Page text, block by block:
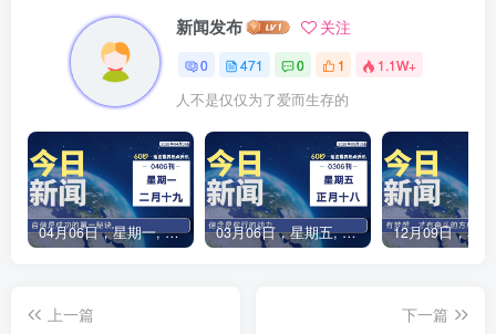
新闻发布 关注
0 471 0 1 1.1W+
人不是仅仅为了爱而生存的
04月06日，星期一, 每天60秒读懂全世界！ 03月06日，星期五, 每天60秒读懂全世界！
上一篇
下一篇